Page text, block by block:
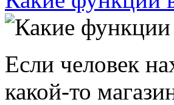
Если человек
какой-то